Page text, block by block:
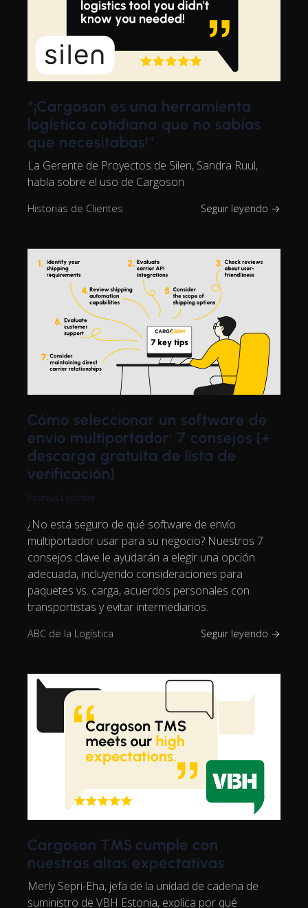
"¡Cargoson es una herramienta
logística cotidiana que no sabías
que necesitabas!"
La Gerente de Proyectos de Silen, Sandra Ruul,
habla sobre el uso de Cargoson
Historias de Clientes Seguir leyendo →
Cómo seleccionar un software de
envío multiportador: 7 consejos [+
descarga gratuita de lista de
verificación]
Rasmus Leichter
¿No está seguro de qué software de envío
multiportador usar para su negocio? Nuestros 7
consejos clave le ayudarán a elegir una opción
adecuada, incluyendo consideraciones para
paquetes vs. carga, acuerdos personales con
transportistas y evitar intermediarios.
ABC de la Logística Seguir leyendo →
Cargoson TMS cumple con
nuestras altas expectativas
Merly Sepri-Eha, jefa de la unidad de cadena de
suministro de VBH Estonia, explica por qué